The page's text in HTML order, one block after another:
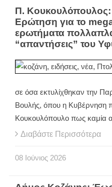
Π. Κουκουλόπουλος:
Ερώτηση για το
ερωτήματα
“απαντήσεις” του
σε όσα εκτυλίχθηκαν την
Βουλής, όπου η Κυβέρνηση
Κουκουλόπουλο πως καμία
Διαβάστε Περισσότερα
08 Ιούνιος 2026